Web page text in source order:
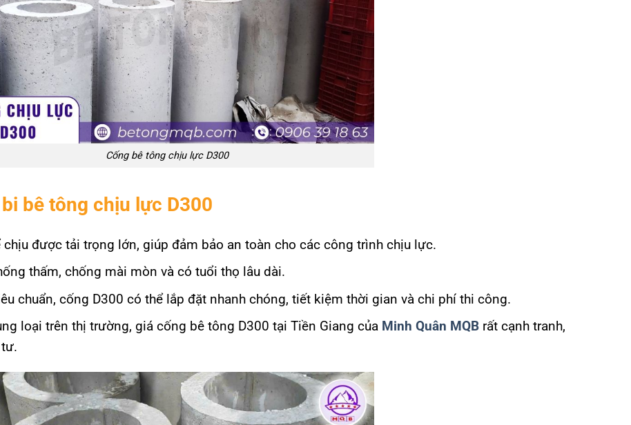
Cống bê tông chịu lực D300
bê tông chịu lực D300
được tải trọng lớn, giúp đảm bảo an toàn cho các công trình chịu lực.
thấm, chống mài mòn và có tuổi thọ lâu dài.
chuẩn, cống D300 có thể lắp đặt nhanh chóng, tiết kiệm thời gian và chi phí thi công.
loại trên thị trường, giá cống bê tông D300 tại Tiền Giang của Minh Quân MQBrất cạnh tranh,